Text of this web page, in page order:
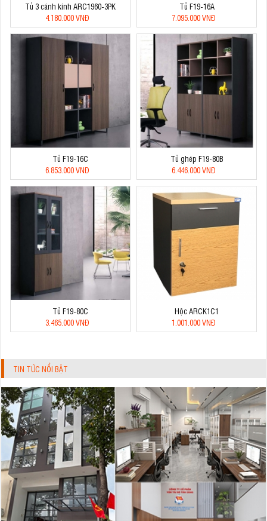
Tủ 3 cánh kính ARC1960-3PK
4.180.000 VNĐ
Tủ F19-16A
7.095.000 VNĐ
Tủ F19-16C
6.853.000 VNĐ
Tủ ghép F19-80B
6.446.000 VNĐ
Tủ F19-80C
3.465.000 VNĐ
Hộc ARCK1C1
1.001.000 VNĐ
TIN TỨC NỔI BẬT